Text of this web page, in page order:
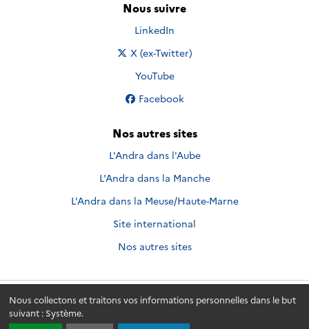
Nous collectons et traitons vos informations personnelles dans le but
suivant : Système.
Nous suivre
Nous suivre sur
LinkedIn
Nous suivre sur
X (ex-Twitter)
Nous suivre sur
YouTube
Nous suivre sur
Facebook
Nos autres sites
L'Andra dans l'Aube
L'Andra dans la Manche
L'Andra dans la Meuse/Haute-Marne
Site international
Nos autres sites
Andra.fr © 2026 - Andra. Tous droits réservés.